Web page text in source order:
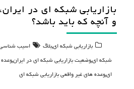
بازاریابی شبکه ای در
و آنچه که باید باشد؟
بازاریابی شبکه ای,بلاگ اسیب شناسی
شبکه ای,وضعیت بازاریابی شبکه ای در ایران,
ای,وعده های غیر واقعی بازاریابی شبکه ای